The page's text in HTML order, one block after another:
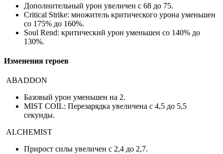
Дополнительный урон увеличен с 68 до 75.
Critical Strike: множитель критического урона уменьшен
со 175% до 160%.
Soul Rend: критический урон уменьшен со 140% до
130%.
Изменения героев
ABADDON
Базовый урон уменьшен на 2.
MIST COIL: Перезарядка увеличена с 4,5 до 5,5
секунды.
ALCHEMIST
Прирост силы увеличен с 2,4 до 2,7.